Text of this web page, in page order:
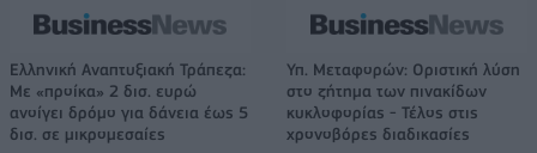
Ελληνική Αναπτυξιακή Τράπεζα:
Με «προίκα» 2 δισ. ευρώ
ανοίγει δρόμο για δάνεια έως 5
δισ. σε μικρομεσαίες
Υπ. Μεταφορών: Οριστική λύση
στο ζήτημα των πινακίδων
κυκλοφορίας - Τέλος στις
χρονοβόρες διαδικασίες